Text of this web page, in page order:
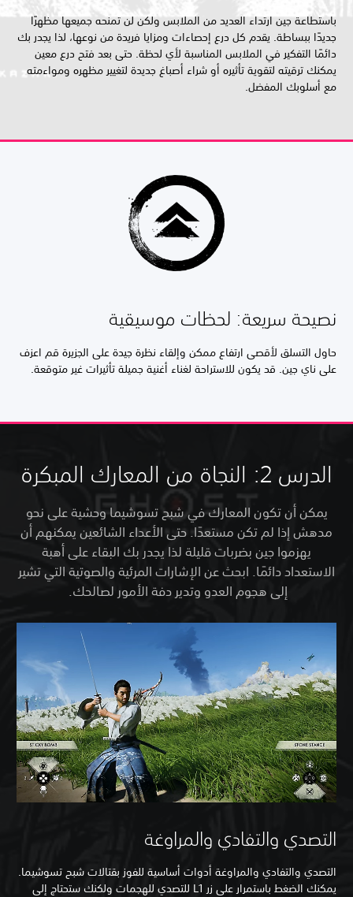
باستطاعة جين ارتداء العديد من الملابس ولكن لن تمنحه جميعها مظهرًا
جديدًا ببساطة. يقدم كل درع إحصاءات ومزايا فريدة من نوعها، لذا يجدر بك
دائمًا التفكير في الملابس المناسبة لأي لحظة. حتى بعد فتح درع معين
يمكنك ترقيته لتقوية تأثيره أو شراء أصباغ جديدة لتغيير مظهره ومواءمته
مع أسلوبك المفضل.
نصيحة سريعة: لحظات موسيقية
حاول التسلق لأقصى ارتفاع ممكن وإلقاء نظرة جيدة على الجزيرة قم اعزف
على ناي جين. قد يكون للاستراحة لغناء أغنية جميلة تأثيرات غير متوقعة.
الدرس 2: النجاة من المعارك المبكرة
يمكن أن تكون المعارك في شبح تسوشيما وحشية على نحو
مدهش إذا لم تكن مستعدًا. حتى الأعداء الشائعين يمكنهم أن
يهزموا جين بضربات قليلة لذا يجدر بك البقاء على أهبة
الاستعداد دائمًا. ابحث عن الإشارات المرئية والصوتية التي تشير
إلى هجوم العدو وتدير دفة الأمور لصالحك.
التصدي والتفادي والمراوغة
التصدي والتفادي والمراوغة أدوات أساسية للفوز بقتالات شبح تسوشيما.
يمكنك الضغط باستمرار على زر L1 للتصدي للهجمات ولكنك ستحتاج إلى